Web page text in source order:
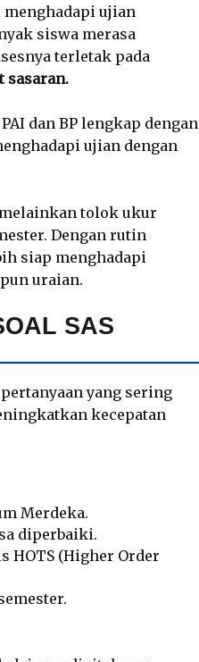
ujian
siswa merasa
terletak pada
sasaran.
dan BP lengkap dengan
ujian dengan
tolok ukur
Dengan rutin
siap menghadapi
uraian.
SAS
yang sering
kecepatan
Merdeka.
diperbaiki.
HOTS (Higher Order